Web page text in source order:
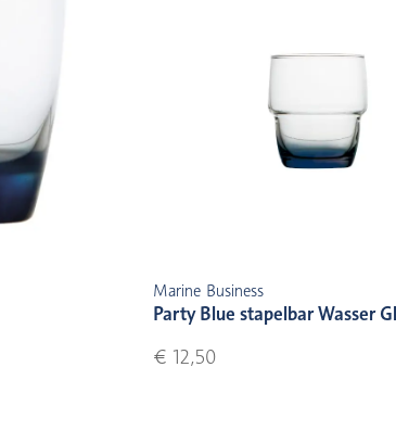
Marine Business
Party Blue stapelbar Wasser
€ 12,50